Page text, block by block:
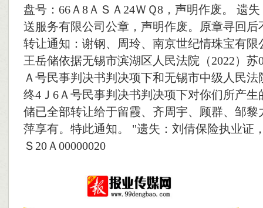
盘号：66Ａ8ＡＳＡ24ＷＱ8，声明作废。 遗
送服务有限公司公章，声明作废。原章寻回后
转让通知：谢钢、周玲、南京世纪情珠宝有限
王岳储依据无锡市滨湖区人民法院（2022）苏
Ａ号民事判决书判决项下和无锡市中级人民法
终4Ｊ6Ａ号民事判决书判决项下对你们所产
储已全部转让给于留霞、齐周宇、顾群、邹黎
萍享有。特此通知。 "遗失：刘倩保险执业证
Ｓ20Ａ00000020